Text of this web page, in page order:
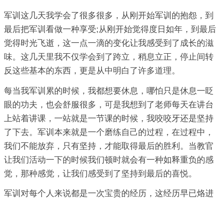
军训这几天我学会了很多很多，从刚开始军训的抱怨，到
最后把军训看做一种享受;从刚开始觉得度日如年，到最后
觉得时光飞逝，这一点一滴的变化让我感受到了成长的滋
味。这几天里我不仅学会到了跨立，稍息立正，停止间转
反这些基本的东西，更是从中明白了许多道理。
每当我军训累的时候，我都想要休息，哪怕只是休息一眨
眼的功夫，也会舒服很多，可是我想到了老师每天在讲台
上站着讲课，一站就是一节课的时候，我咬咬牙还是坚持
了下去。军训本来就是一个磨练自己的过程，在过程中，
我们不能放弃，只有坚持，才能取得最后的胜利。当教官
让我们活动一下的时候我们顿时就会有一种如释重负的感
觉，那种感觉，让我们感受到了坚持到最后的喜悦。
军训对每个人来说都是一次宝贵的经历，这经历早已烙进